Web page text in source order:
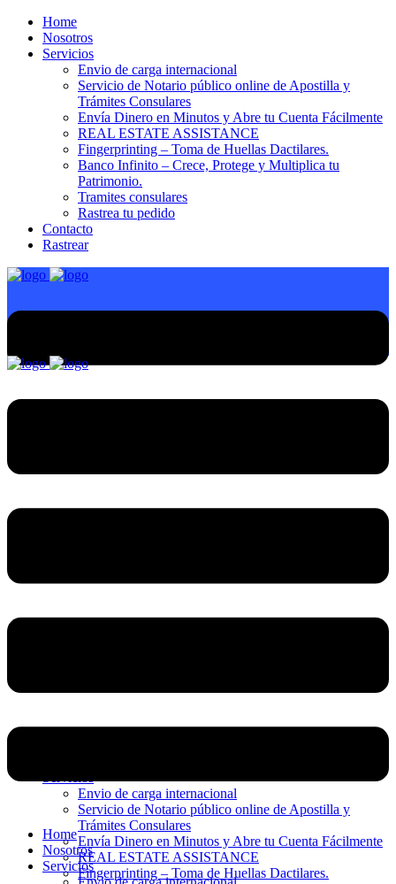
Home
Nosotros
Servicios
Envio de carga internacional
Servicio de Notario público online de Apostilla y
Trámites Consulares
Envía Dinero en Minutos y Abre tu Cuenta Fácilmente
REAL ESTATE ASSISTANCE
Fingerprinting – Toma de Huellas Dactilares.
Banco Infinito – Crece, Protege y Multiplica tu
Patrimonio.
Tramites consulares
Rastrea tu pedido
Contacto
Rastrear
Envio de carga internacional
Servicio de Notario público online de Apostilla y
Trámites Consulares
Envía Dinero en Minutos y Abre tu Cuenta Fácilmente
REAL ESTATE ASSISTANCE
Fingerprinting – Toma de Huellas Dactilares.
Home
Nosotros
Servicios